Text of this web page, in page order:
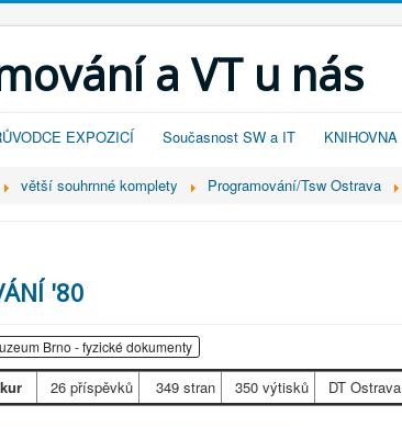
a VT u nás
EXPOZICÍ Současnost SW a IT KNIHOVNA
větší souhrnné komplety Programování/Tsw Ostrava
'80
Brno - fyzické dokumenty
26 příspěvků 349 stran 350 výtisků DT Ostrava